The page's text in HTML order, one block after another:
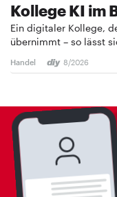
Kollege KI im
Ein digitaler Kollege,
übernimmt – so lässt
Handel 8/2026